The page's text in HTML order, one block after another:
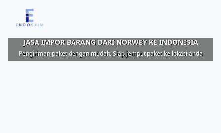
JASA IMPOR BARANG DARI NORWEY KE INDONESIA
Pengiriman paket dengan mudah. Siap jemput paket ke lokasi anda